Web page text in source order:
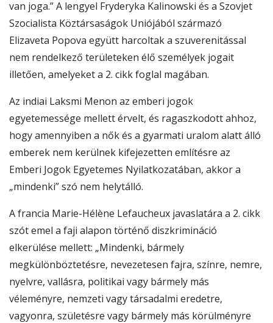
van joga.” A lengyel Fryderyka Kalinowski és a Szovjet
Szocialista Köztársaságok Uniójából származó
Elizaveta Popova együtt harcoltak a szuverenitással
nem rendelkező területeken élő személyek jogait
illetően, amelyeket a 2. cikk foglal magában.
Az indiai Laksmi Menon az emberi jogok
egyetemessége mellett érvelt, és ragaszkodott ahhoz,
hogy amennyiben a nők és a gyarmati uralom alatt álló
emberek nem kerülnek kifejezetten említésre az
Emberi Jogok Egyetemes Nyilatkozatában, akkor a
„mindenki” szó nem helytálló.
A francia Marie-Hélène Lefaucheux javaslatára a 2. cikk
szót emel a faji alapon történő diszkrimináció
elkerülése mellett: „Mindenki, bármely
megkülönböztetésre, nevezetesen fajra, színre, nemre,
nyelvre, vallásra, politikai vagy bármely más
véleményre, nemzeti vagy társadalmi eredetre,
vagyonra, születésre vagy bármely más körülményre